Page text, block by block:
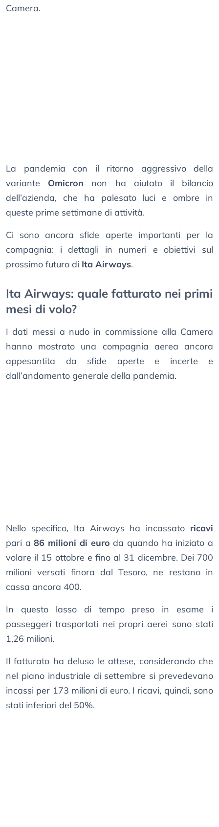
Camera.
La pandemia con il ritorno aggressivo della
variante Omicron non ha aiutato il bilancio
dell’azienda, che ha palesato luci e ombre in
queste prime settimane di attività.
Ci sono ancora sfide aperte importanti per la
compagnia: i dettagli in numeri e obiettivi sul
prossimo futuro di Ita Airways.
Ita Airways: quale fatturato nei primi
mesi di volo?
I dati messi a nudo in commissione alla Camera
hanno mostrato una compagnia aerea ancora
appesantita da sfide aperte e incerte e
dall’andamento generale della pandemia.
Nello specifico, Ita Airways ha incassato ricavi
pari a86 milioni di euro da quando ha iniziato a
volare il 15 ottobre e fino al 31 dicembre. Dei 700
milioni versati finora dal Tesoro, ne restano in
cassa ancora 400.
In questo lasso di tempo preso in esame i
passeggeri trasportati nei propri aerei sono stati
1,26 milioni.
Il fatturato ha deluso le attese, considerando che
nel piano industriale di settembre si prevedevano
incassi per 173 milioni di euro. I ricavi, quindi, sono
stati inferiori del 50%.